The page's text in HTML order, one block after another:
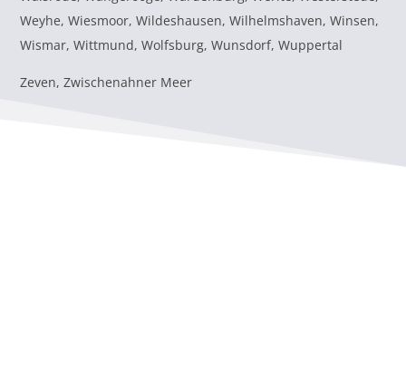
Weyhe, Wiesmoor, Wildeshausen, Wilhelmshaven, Winsen,
Wismar, Wittmund, Wolfsburg, Wunsdorf, Wuppertal
Zeven, Zwischenahner Meer